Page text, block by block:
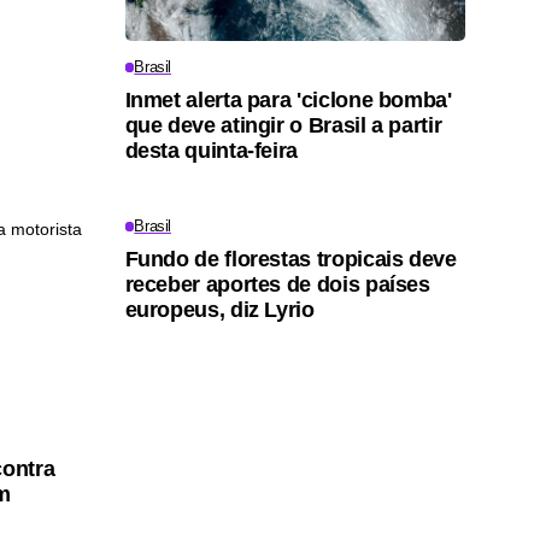
Brasil
Inmet alerta para 'ciclone bomba'
que deve atingir o Brasil a partir
desta quinta-feira
Brasil
Fundo de florestas tropicais deve
receber aportes de dois países
europeus, diz Lyrio